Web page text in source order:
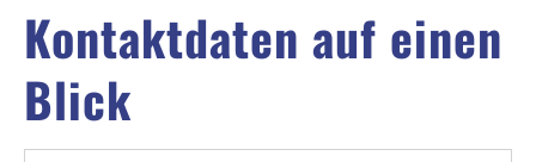
Kontaktdaten auf einen
Blick